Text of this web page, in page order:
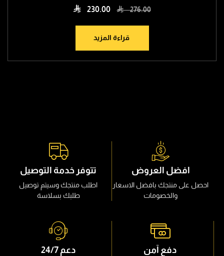
276.00
 230.00
قراءة المزيد
افضل العروض
احصل على منتجك بافضل الاسعار
والخصومات
تتوفر خدمة التوصيل
اطلب منتجك وسيتم توصيل
طلبك بسلاسة
دفع آمن دعم 24/7